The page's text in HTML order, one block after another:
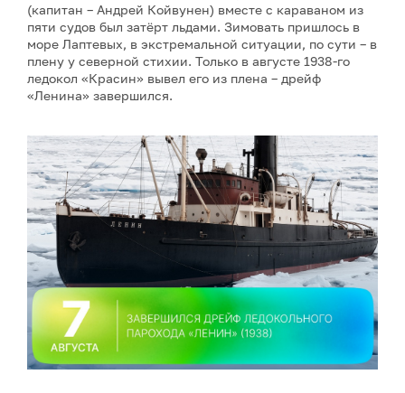
(капитан – Андрей Койвунен) вместе с караваном из
пяти судов был затёрт льдами. Зимовать пришлось в
море Лаптевых, в экстремальной ситуации, по сути – в
плену у северной стихии. Только в августе 1938-го
ледокол «Красин» вывел его из плена – дрейф
«Ленина» завершился.